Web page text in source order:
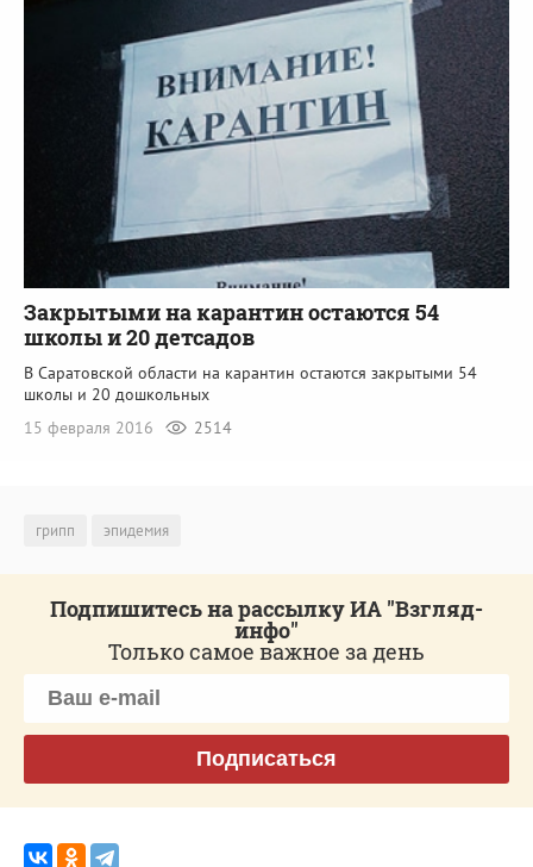
Закрытыми на карантин остаются 54
школы и 20 детсадов
В Саратовской области на карантин остаются закрытыми 54
школы и 20 дошкольных
15 февраля 2016
2514
грипп эпидемия
Подпишитесь на рассылку ИА "Взгляд-
инфо"
Только самое важное за день
Подписаться